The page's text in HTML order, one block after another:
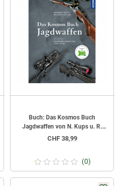
Buch: Das Kosmos Buch
Jagdwaffen von N. Kups u. R.
Zeitler
CHF38,99
(0)